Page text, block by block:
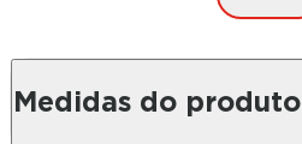
Medidas do produto